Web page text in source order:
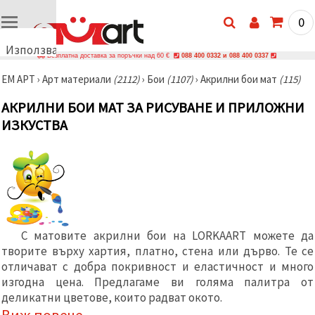
Използваме
🍪
бисквитки
и подобни
технологии,
осигурим
правилната
работа на
сайта, да
подобрим
твоето
изживяване
и, с твое
съгласие,
да
анализираме
да
показваме
по-
0
Безплатна доставка за поръчки над 60 € 088 400 0332 и 088 400 0337
ЕМ АРТ › Арт материали (2112)› Бои (1107)› Акрилни бои мат (115)
АКРИЛНИ БОИ МАТ ЗА РИСУВАНЕ И ПРИЛОЖНИ
ИЗКУСТВА
С матовите акрилни бои на LORKAART можете да
творите върху хартия, платно, стена или дърво. Те се
отличават с добра покривност и еластичност и много
изгодна цена. Предлагаме ви голяма палитра от
деликатни цветове, които радват окото.